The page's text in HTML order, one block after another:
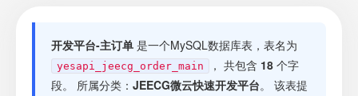
开发平台-主订单 是一个MySQL数据库表，表名为
yesapi_jeecg_order_main ， 共包含 18 个字
段。 所属分类： JEECG微云快速开发平台。 该表提